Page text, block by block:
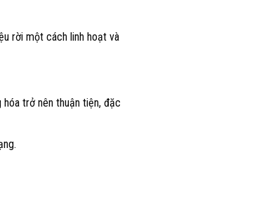
rời một cách linh hoạt và
trở nên thuận tiện, đặc